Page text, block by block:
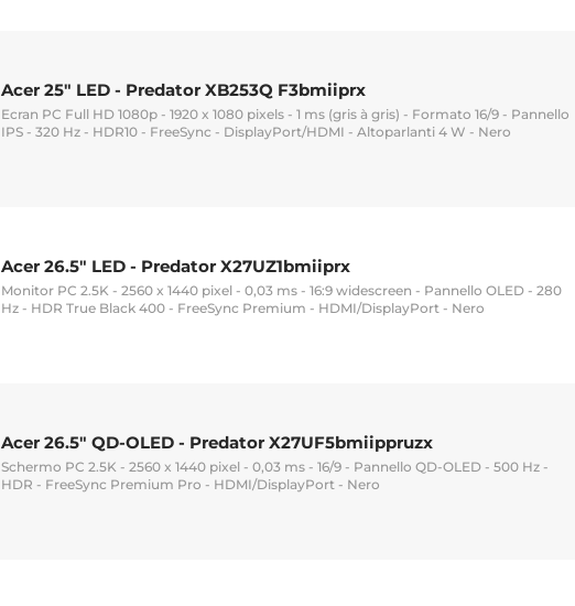
Acer 25" LED - Predator XB253Q F3bmiiprx
Ecran PC Full HD 1080p - 1920 x 1080 pixels - 1 ms (gris à gris) - Formato 16/9 - Pannello
IPS - 320 Hz - HDR10 - FreeSync - DisplayPort/HDMI - Altoparlanti 4 W - Nero
Acer 26.5" LED - Predator X27UZ1bmiiprx
Monitor PC 2.5K - 2560 x 1440 pixel - 0,03 ms - 16:9 widescreen - Pannello OLED - 280
Hz - HDR True Black 400 - FreeSync Premium - HDMI/DisplayPort - Nero
Acer 26.5" QD-OLED - Predator X27UF5bmiippruzx
Schermo PC 2.5K - 2560 x 1440 pixel - 0,03 ms - 16/9 - Pannello QD-OLED - 500 Hz -
HDR - FreeSync Premium Pro - HDMI/DisplayPort - Nero